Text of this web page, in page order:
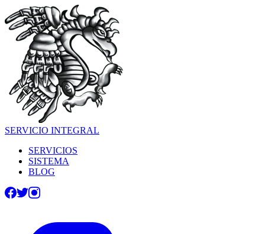
SERVICIO INTEGRAL
SERVICIOS
SISTEMA
BLOG